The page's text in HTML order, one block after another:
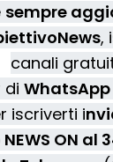
sempre
,
canali
di WhatsApp
iscriverti i
ON al